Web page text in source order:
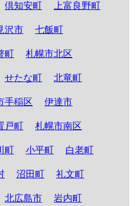
倶知安町 上富良野町
沢市 七飯町
町 札幌市北区
せたな町 北竜町
手稲区 伊達市
戸町 札幌市南区
町 小平町 白老町
沼田町 礼文町
北広島市 岩内町